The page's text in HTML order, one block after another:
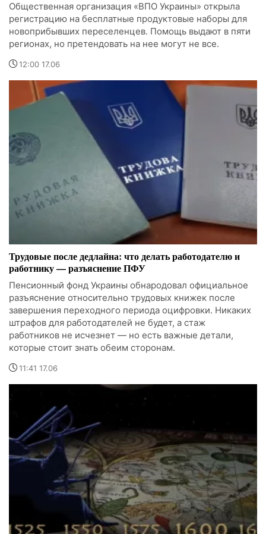
Общественная организация «ВПО Украины» открыла
регистрацию на бесплатные продуктовые наборы для
новоприбывших переселенцев. Помощь выдают в пяти
регионах, но претендовать на нее могут не все.
12:00 17.06
Трудовые после дедлайна: что делать работодателю и
работнику — разъяснение ПФУ
Пенсионный фонд Украины обнародовал официальное
разъяснение относительно трудовых книжек после
завершения переходного периода оцифровки. Никаких
штрафов для работодателей не будет, а стаж
работников не исчезнет — но есть важные детали,
которые стоит знать обеим сторонам.
11:41 17.06